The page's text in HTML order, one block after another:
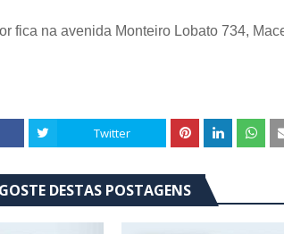
fica na avenida Monteiro Lobato 734,
Twitter
DESTAS POSTAGENS